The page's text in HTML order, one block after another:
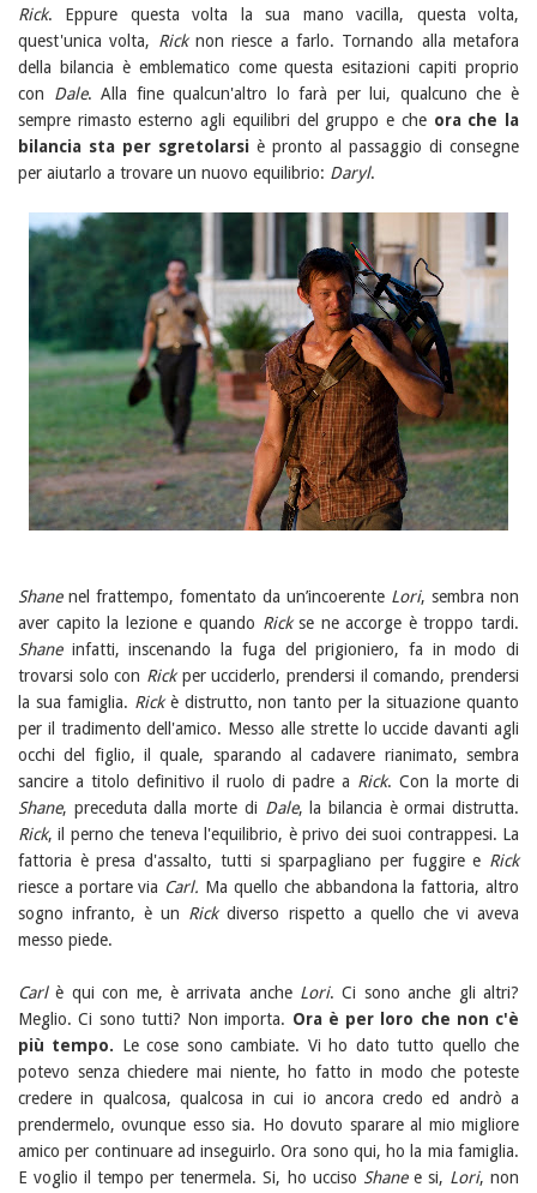
Rick. Eppure questa volta la sua mano vacilla, questa volta,
quest'unica volta, Ricknon riesce a farlo. Tornando alla metafora
della bilancia è emblematico come questa esitazioni capiti proprio
con Dale. Alla fine qualcun'altro lo farà per lui, qualcuno che è
sempre rimasto esterno agli equilibri del gruppo e che ora che la
bilancia sta per sgretolarsi è pronto al passaggio di consegne
per aiutarlo a trovare un nuovo equilibrio: Daryl.
Shanenel frattempo, fomentato da un’incoerente Lori, sembra non
aver capito la lezione e quando Rickse ne accorge è troppo tardi.
Shaneinfatti, inscenando la fuga del prigioniero, fa in modo di
trovarsi solo con Rickper ucciderlo, prendersi il comando, prendersi
la sua famiglia. Rickè distrutto, non tanto per la situazione quanto
per il tradimento dell'amico. Messo alle strette lo uccide davanti agli
occhi del figlio, il quale, sparando al cadavere rianimato, sembra
sancire a titolo definitivo il ruolo di padre a Rick. Con la morte di
Shane, preceduta dalla morte di Dale, la bilancia è ormai distrutta.
Rick, il perno che teneva l'equilibrio, è privo dei suoi contrappesi. La
fattoria è presa d'assalto, tutti si sparpagliano per fuggire e Rick
riesce a portare via Carl. Ma quello che abbandona la fattoria, altro
sogno infranto, è un Rickdiverso rispetto a quello che vi aveva
messo piede.
Carlè qui con me, è arrivata anche Lori. Ci sono anche gli altri?
Meglio. Ci sono tutti? Non importa. Ora è per loro che non c'è
più tempo. Le cose sono cambiate. Vi ho dato tutto quello che
potevo senza chiedere mai niente, ho fatto in modo che poteste
credere in qualcosa, qualcosa in cui io ancora credo ed andrò a
prendermelo, ovunque esso sia. Ho dovuto sparare al mio migliore
amico per continuare ad inseguirlo. Ora sono qui, ho la mia famiglia.
E voglio il tempo per tenermela. Si, ho ucciso Shanee si, Lori, non